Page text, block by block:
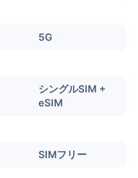
5G
シングルSIM +
eSIM
SIMフリー